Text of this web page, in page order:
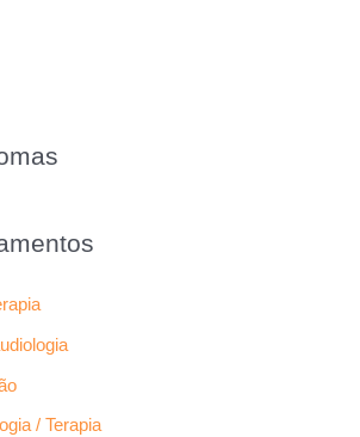
/ Terapia